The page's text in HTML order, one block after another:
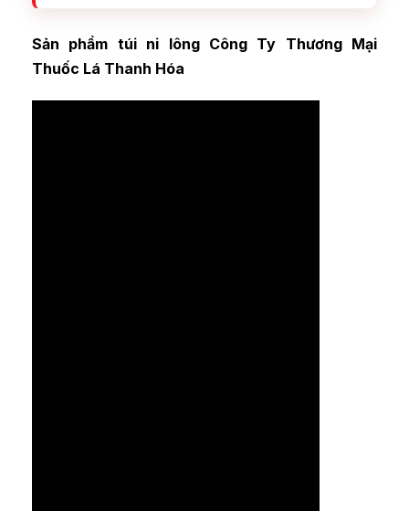
Sản phẩm túi ni lông Công Ty Thương Mại
Thuốc Lá Thanh Hóa